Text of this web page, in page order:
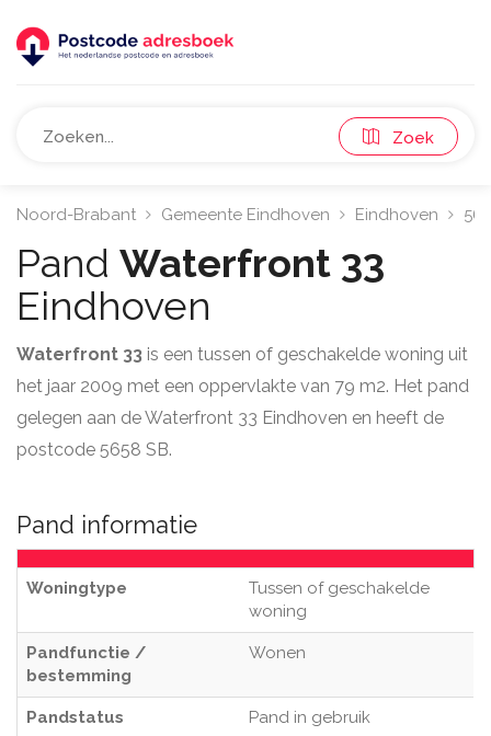
Zoek
Noord-Brabant Gemeente Eindhoven Eindhoven
Pand Waterfront 33
Eindhoven
Waterfront 33 is een tussen of geschakelde woning uit
het jaar 2009 met een oppervlakte van 79 m2. Het pand
gelegen aan de Waterfront 33 Eindhoven en heeft de
postcode 5658 SB.
Pand informatie
Woningtype
Tussen of geschakelde
woning
Pandfunctie /
bestemming
Wonen
Pandstatus Pand in gebruik